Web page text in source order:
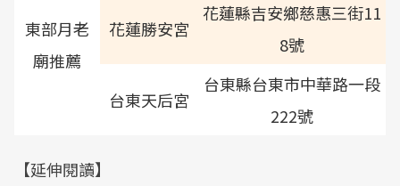
東部月老
廟推薦
花蓮勝安宮
花蓮縣吉安鄉慈惠三街11
8號
台東天后宮
台東縣台東市中華路一段
222號
【延伸閱讀】